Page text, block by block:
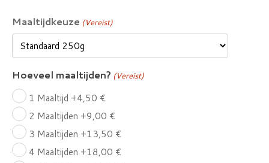
Maaltijdkeuze (Vereist)
Hoeveel maaltijden? (Vereist)
1 Maaltijd +4,50 €
2 Maaltijden +9,00 €
3 Maaltijden +13,50 €
4 Maaltijden +18,00 €